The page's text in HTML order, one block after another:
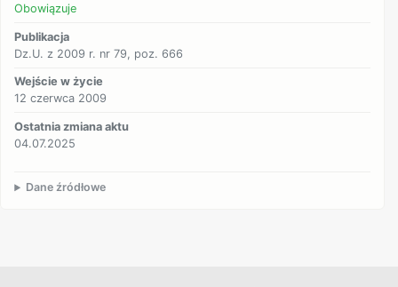
Obowiązuje
Publikacja
Dz.U. z 2009 r. nr 79, poz. 666
Wejście w życie
12 czerwca 2009
Ostatnia zmiana aktu
04.07.2025
Dane źródłowe